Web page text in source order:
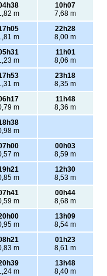
m
10h07
7,68 m
m
22h28
8,00 m
m
11h01
8,06 m
m
23h18
8,35 m
m
11h48
8,36 m
m
m
00h03
8,59 m
m
12h30
8,53 m
m
00h44
8,68 m
m
13h09
8,54 m
m
01h23
8,61 m
m
13h48
8,40 m